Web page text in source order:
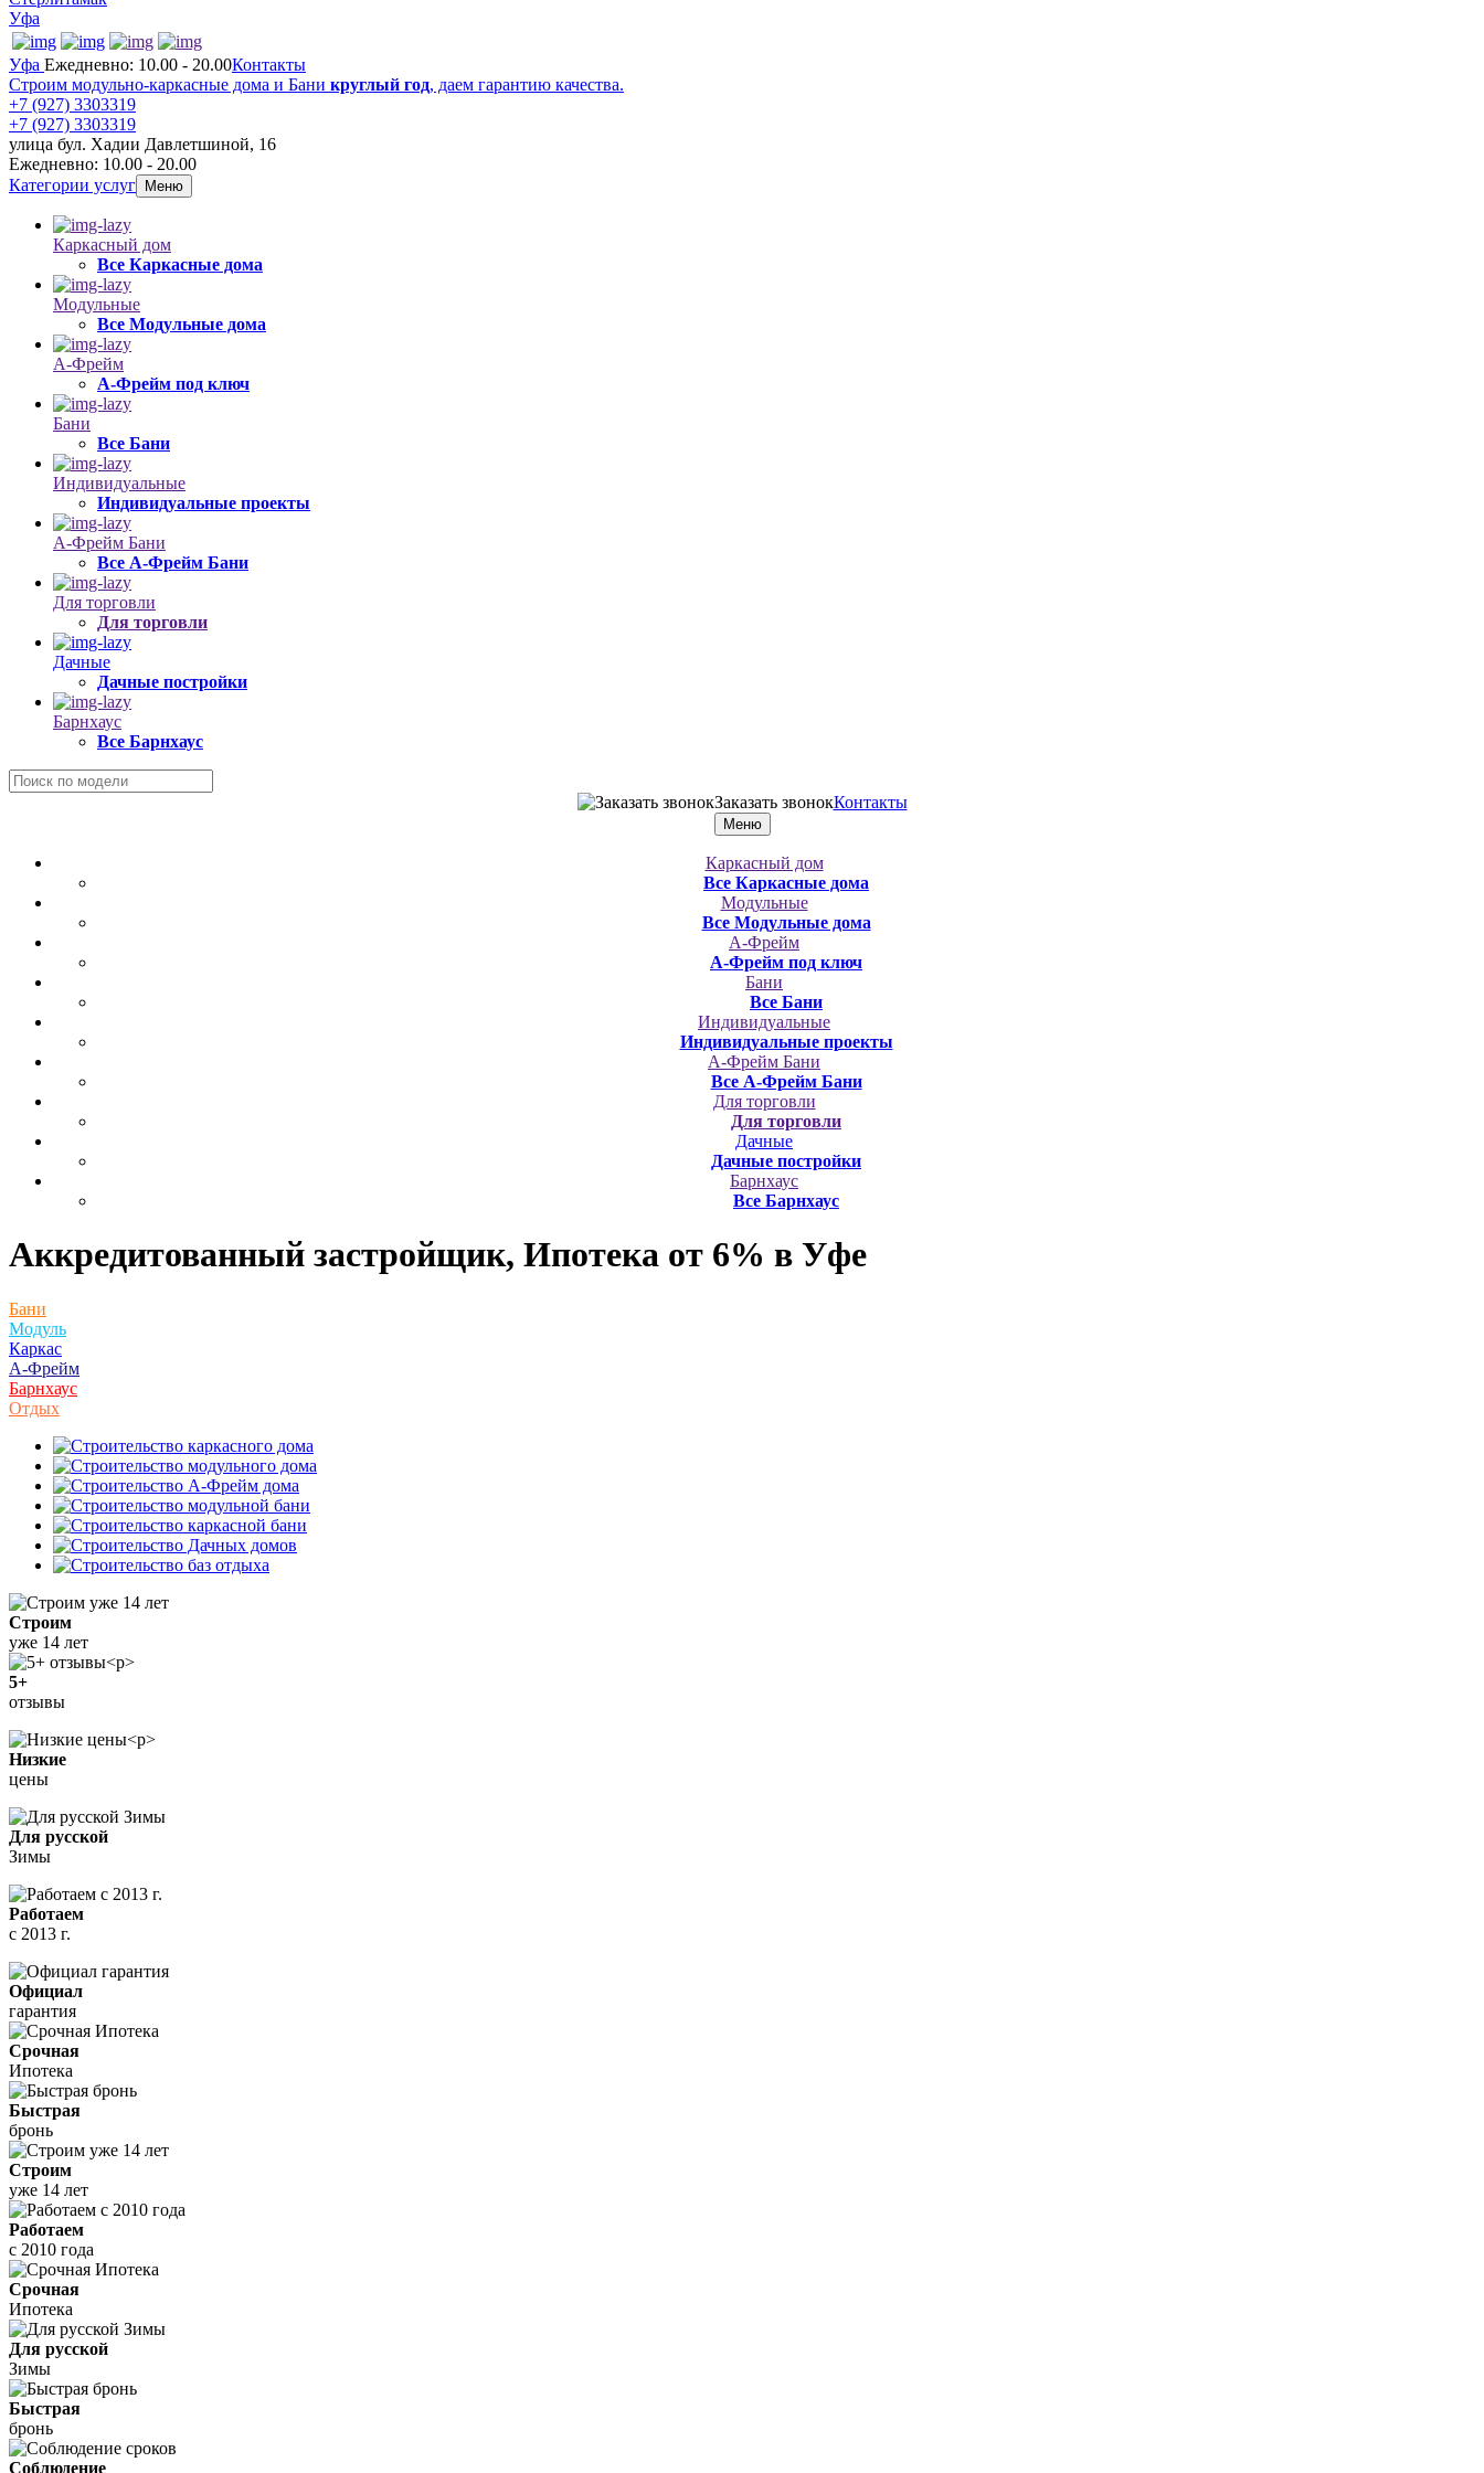
Уфа
Уфа Ежедневно: 10.00 - 20.00Контакты
Строим модульно-каркасные дома и Бани круглый год, даем гарантию качества.
+7 (927) 3303319
+7 (927) 3303319
улица бул. Хадии Давлетшиной, 16
Ежедневно: 10.00 - 20.00
Категории услуг
Меню
Каркасный дом
Все Каркасные дома
Модульные
Все Модульные дома
А-Фрейм
А-Фрейм под ключ
Бани
Все Бани
Индивидуальные
Индивидуальные проекты
А-Фрейм Бани
Все А-Фрейм Бани
Для торговли
Для торговли
Дачные
Дачные постройки
Барнхаус
Все Барнхаус
Заказать звонокКонтакты
Меню
Каркасный дом
Все Каркасные дома
Модульные
Все Модульные дома
А-Фрейм
А-Фрейм под ключ
Бани
Все Бани
Индивидуальные
Индивидуальные проекты
А-Фрейм Бани
Все А-Фрейм Бани
Для торговли
Для торговли
Дачные
Дачные постройки
Барнхаус
Все Барнхаус
Аккредитованный застройщик, Ипотека от 6% в Уфе
Бани
Модуль
Каркас
А-Фрейм
Барнхаус
Отдых
Строим
уже 14 лет
5+
отзывы
Низкие
цены
Для русской
Зимы
Работаем
с 2013 г.
Официал
гарантия
Срочная
Ипотека
Быстрая
бронь
Строим
уже 14 лет
Работаем
с 2010 года
Срочная
Ипотека
Для русской
Зимы
Быстрая
бронь
Соблюдение